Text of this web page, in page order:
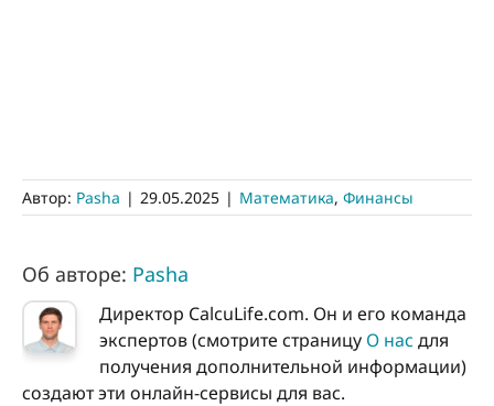
Автор: Pasha | 29.05.2025 | Математика, Финансы
Об авторе: Pasha
Директор CalcuLife.com. Он и его команда
экспертов (смотрите страницу О нас для
получения дополнительной информации)
создают эти онлайн-сервисы для вас.